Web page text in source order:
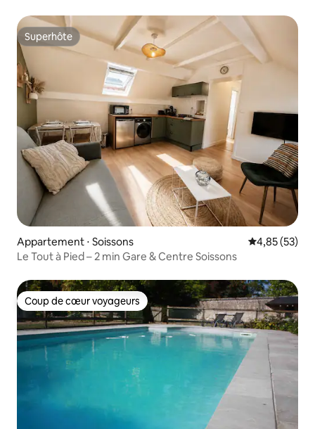
Superhôte
Superhôte
Appartement ⋅ Soissons Évaluation
4,85 (53)
Le Tout à Pied – 2 min Gare & Centre Soissons
Coup de cœur voyageurs
Coup de cœur voyageurs